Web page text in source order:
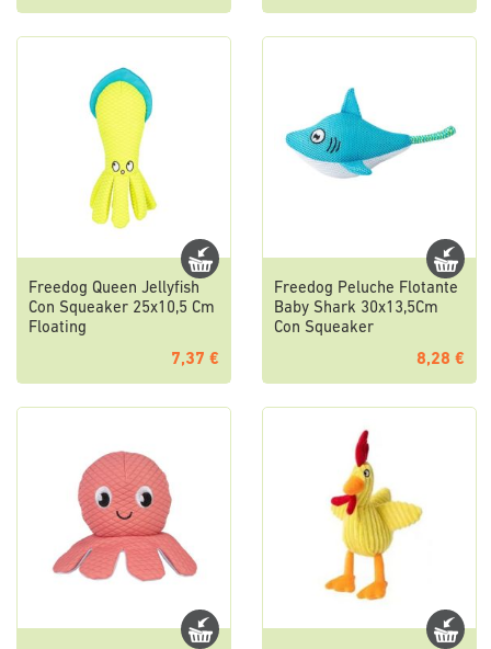
Freedog Queen Jellyfish
Con Squeaker 25x10,5 Cm
Floating
7,37 €
Freedog Peluche Flotante
Baby Shark 30x13,5Cm
Con Squeaker
8,28 €